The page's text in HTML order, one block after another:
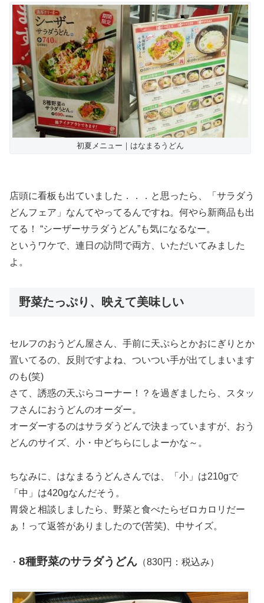
初夏メニュー｜はなまるうどん
店頭に看板も出ていました．．．と思ったら、「サラダう
どんフェア」なんてやってるんですね。何やら新商品も出
てる！ “シーザーサラダうどん”も気になるなー。
というワケで、連日の訪問で両方、いただいてみました
よ。
野菜たっぷり、映えて美味しい
セルフのおうどん屋さん、手前に天ぷらとかおにぎりとか
置いてるの、反則ですよね、ついつい手が出てしまいます
のも(笑)
さて、誘惑の天ぷらコーナー！？を過ぎましたら、スタッ
フさんにおうどんのオーダー。
オーダーするのはサラダうどんで決まっていますが、おう
どんのサイズ、小・中どちらにしよーかな～。
ちなみに、はなまるうどんさんでは、「小」は210gで
「中」は420gなんだそう。
胃袋と相談しましたら、野菜と食べたらゼロカロリだー
ぁ！って返答がありましたので(苦笑)、中サイズ。
・ 8種野菜のサラダうどん （830円：税込み）